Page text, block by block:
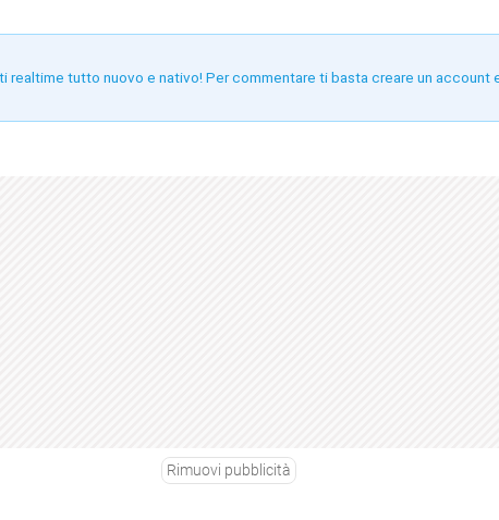
realtime tutto nuovo e nativo! Per commentare ti basta creare un account
Rimuovi pubblicità